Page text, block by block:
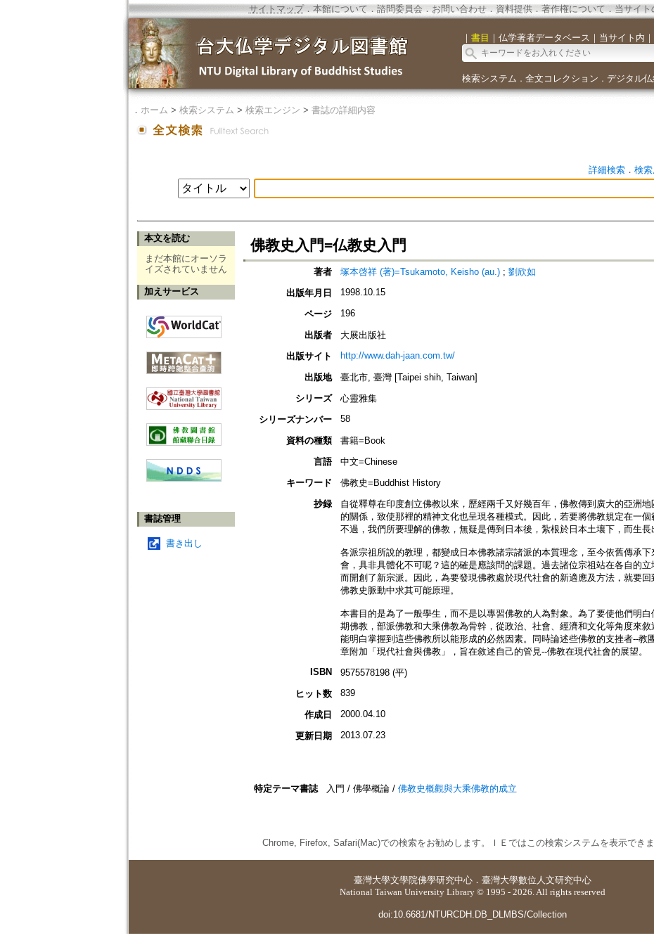
サイトマップ．本館について ． 諮問委員会． お問い合わせ． 資料提供． 著作権について．当サイト
｜ 書目 ｜ 仏学著者データベース ｜ 当サイト内 ｜
検索システム ． 全文コレクション ． デジタル仏
． ホーム > 検索システム > 検索エンジン > 書誌の詳細内容
詳細検索． 検
本文を読む
まだ本館にオーソラ
イズされていません
加えサービス
書誌管理
書き出し
佛教史入門=仏教史入門
著者 塚本啓祥 (著)=Tsukamoto, Keisho (au.); 劉欣如
出版年月日
1998.10.15
ページ 196
出版者
大展出版社
出版サイト
http://www.dah-jaan.com.tw/
出版地
臺北市, 臺灣 [Taipei shih, Taiwan]
シリーズ
心靈雅集
シリーズナンバー
58
資料の種類
書籍=Book
言語
中文=Chinese
キーワード
佛教史=Buddhist History
抄録
自從釋尊在印度創立佛教以來，歷經兩千又好幾百年，佛教傳到廣大的亞洲
的關係，致使那裡的精神文化也呈現各種模式。因此，若要將佛教規定在一個
不過，我們所要理解的佛教，無疑是傳到日本後，紮根於日本土壤下，而生長
各派宗祖所說的教理，都變成日本佛教諸宗諸派的本質理念，至今依舊傳承
會，具非具體化不可呢？這的確是應該問的課題。過去諸位宗祖站在各自的立
而開創了新宗派。因此，為要發現佛教處於現代社會的新適應及方法，就要
佛教史脈動中求其可能原理。
本書目的是為了一般學生，而不是以專習佛教的人為對象。為了要使他們明
期佛教，部派佛教和大乘佛教為骨幹，從政治、社會、經濟和文化等角度來
能明白掌握到這些佛教所以能形成的必然因素。同時論述些佛教的支挫者--教
章附加「現代社會與佛教」，旨在敘述自己的管見--佛教在現代社會的展望。
ISBN
9575578198 (平)
ヒット数
839
作成日 2000.04.10
更新日期 2013.07.23
特定テーマ書誌 入門 / 佛學概論 / 佛教史概觀與大乘佛教的成立
Chrome, Firefox, Safari(Mac)での検索をお勧めします。ＩＥではこの検索システムを表示できま
臺灣大學文學院佛學研究中心 ． 臺灣大學數位人文研究中心
National Taiwan University Library © 1995 - 2026. All rights reserved
doi:10.6681/NTURCDH.DB_DLMBS/Collection